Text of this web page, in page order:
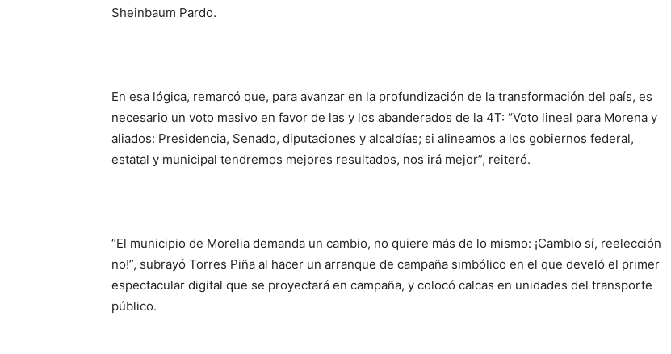
Sheinbaum Pardo.
En esa lógica, remarcó que, para avanzar en la profundización de la transformación del país, es
necesario un voto masivo en favor de las y los abanderados de la 4T: “Voto lineal para Morena y
aliados: Presidencia, Senado, diputaciones y alcaldías; si alineamos a los gobiernos federal,
estatal y municipal tendremos mejores resultados, nos irá mejor”, reiteró.
“El municipio de Morelia demanda un cambio, no quiere más de lo mismo: ¡Cambio sí, reelección
no!”, subrayó Torres Piña al hacer un arranque de campaña simbólico en el que develó el primer
espectacular digital que se proyectará en campaña, y colocó calcas en unidades del transporte
público.